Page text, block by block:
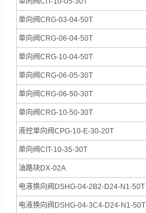
单向阀CRG-03-04-50T
单向阀CRG-06-04-50T
单向阀CRG-10-04-50T
单向阀CRG-06-05-30T
单向阀CRG-06-50-30T
单向阀CRG-10-50-30T
液控单向阀CPG-10-E-30-20T
单向阀CIT-10-35-30T
油路块DX-02A
电液换向阀DSHG-04-2B2-D24-N1-50T
电液换向阀DSHG-04-3C4-D24-N1-50T